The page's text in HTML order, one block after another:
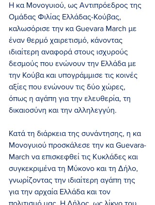
Η κα Μονογυιού, ως Αντιπρόεδρος της
Ομάδας Φιλίας Ελλάδας-Κούβας,
καλωσόρισε την κα Guevara March με
έναν θερμό χαιρετισμό, κάνοντας
ιδιαίτερη αναφορά στους ισχυρούς
δεσμούς που ενώνουν την Ελλάδα με
την Κούβα και υπογράμμισε τις κοινές
αξίες που ενώνουν τις δύο χώρες,
όπως η αγάπη για την ελευθερία, τη
δικαιοσύνη και την αλληλεγγύη.
Κατά τη διάρκεια της συνάντησης, η κα
Μονογυιού προσκάλεσε την κα Guevara-
March να επισκεφθεί τις Κυκλάδες και
συγκεκριμένα τη Μύκονο και τη Δήλο,
γνωρίζοντας την ιδιαίτερη αγάπη της
για την αρχαία Ελλάδα και τον
πολιτισμό μας. Η Δήλος, ως λίκνο του